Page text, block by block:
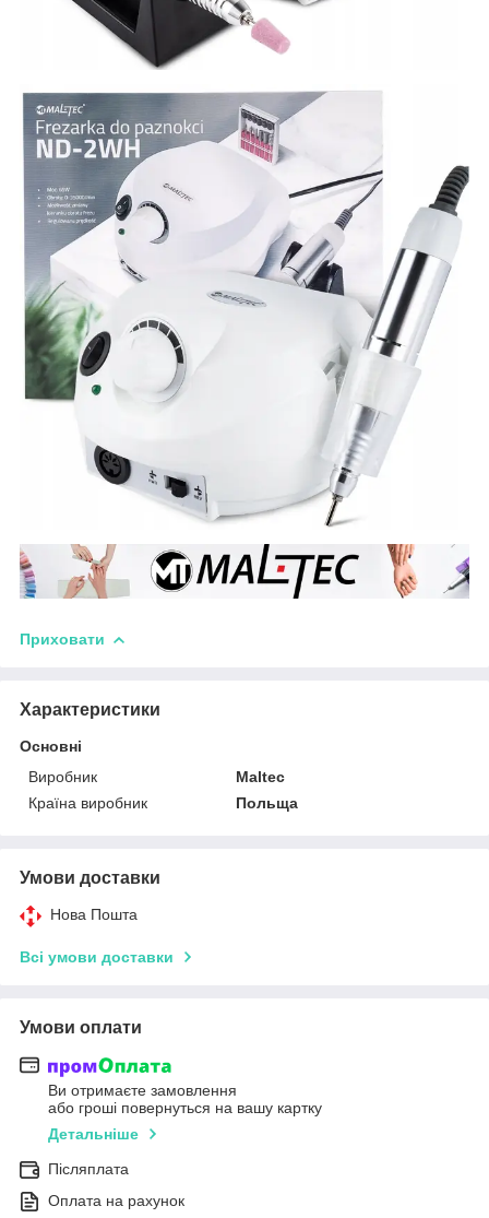
Приховати
Характеристики
Основні
Виробник
Maltec
Країна виробник
Польща
Умови доставки
Нова Пошта
Всі умови доставки
Умови оплати
Ви отримаєте замовлення
або гроші повернуться на вашу картку
Детальніше
Післяплата
Оплата на рахунок